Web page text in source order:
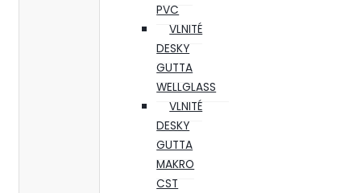
PVC
VLNITÉ
DESKY
GUTTA
WELLGLASS
VLNITÉ
DESKY
GUTTA
MAKRO
CST